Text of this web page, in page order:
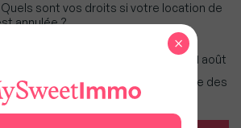
Quels sont vos droits si votre location de
annulée ?
fixe les règles applicables dès le 11 août
Gironde : Faut-il craindre une baisse des
d'Arcachon ?
×